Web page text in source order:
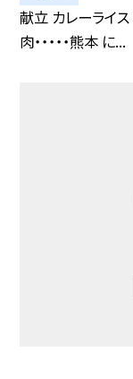
献立 カレーライ
肉・・・・・熊本 に...